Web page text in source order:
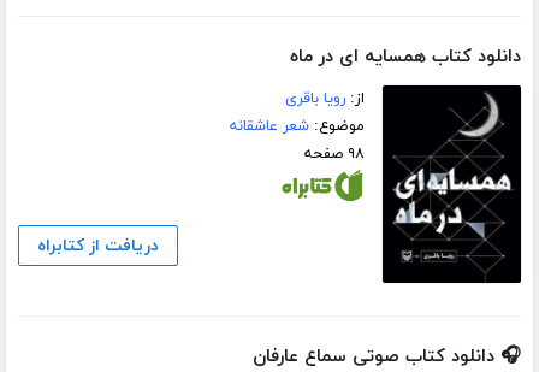
دانلود کتاب همسایه ای در ماه
از:رویا باقری
موضوع:شعر عاشقانه
۹۸ صفحه
دریافت از کتابراه
🎧 دانلود کتاب صوتی سماع عارفان